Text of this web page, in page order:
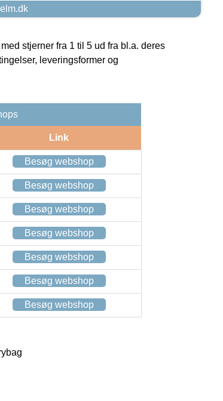
stjerner fra 1 til 5 ud fra bl.a. deres
leveringsformer og
Link
Besøg webshop
Besøg webshop
Besøg webshop
Besøg webshop
Besøg webshop
Besøg webshop
Besøg webshop